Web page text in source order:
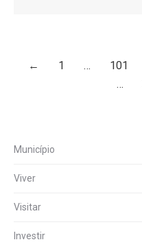
← 1 … 101
…
Município
Viver
Visitar
Investir